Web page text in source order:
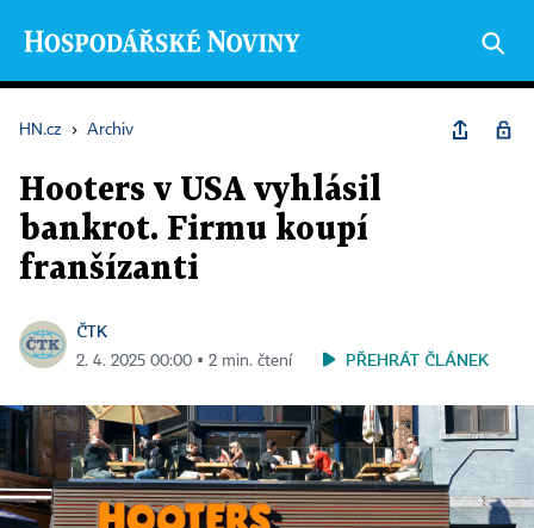
HN.cz › Archiv
Hooters v USA vyhlásil
bankrot. Firmu koupí
franšízanti
ČTK
2. 4. 2025 00:00 ▪ 2 min. čtení PŘEHRÁT ČLÁNEK